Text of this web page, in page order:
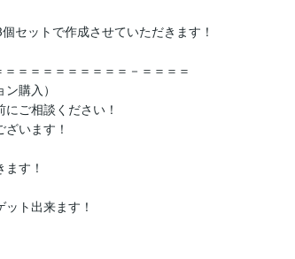
セットで作成させていただきます！
＝＝＝＝＝＝＝＝＝－＝＝＝＝
購入）
ご相談ください！
います！
す！
ト出来ます！